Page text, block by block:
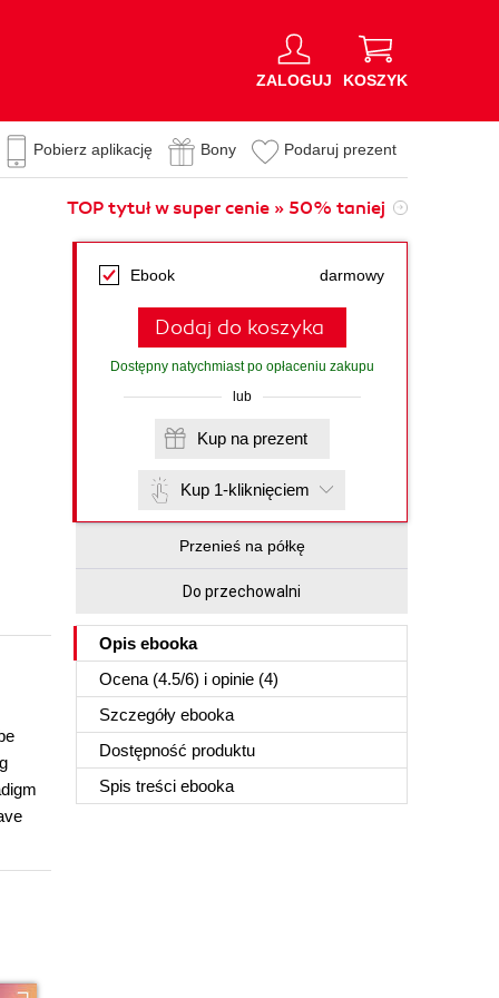
ZALOGUJ KOSZYK
Pobierz aplikację Bony Podaruj prezent
TOP tytuł w super cenie » 50% taniej
Ebook darmowy
Dodaj do koszyka
Dostępny natychmiast po opłaceniu zakupu
lub
Kup na prezent
Kup 1-kliknięciem
Przenieś na półkę
Do przechowalni
Opis ebooka
Ocena (4.5/6) i opinie (4)
Szczegóły ebooka
Dostępność produktu
Spis treści ebooka